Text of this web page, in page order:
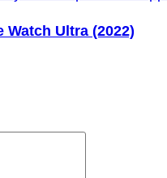
Ultra (2022)